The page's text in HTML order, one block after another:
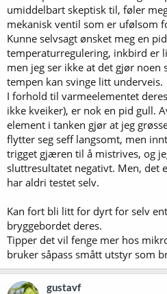
umiddelbart skeptisk til, føler
mekanisk ventil som er ufølsom
Kunne selvsagt ønsket meg en
temperaturregulering, inkbird er
men jeg ser ikke at det gjør
tempen kan svinge litt underveis.
I forhold til varmeelementet
ikke kveiker), er nok en pid gull.
element i tanken gjør at jeg
flytter seg seff langsomt, men
trigget gjæren til å mistrives, og
sluttresultatet negativt. Men, det
har aldri testet selv.
Kan fort bli litt for dyrt for selv
bryggebordet deres.
Tipper det vil fenge mer hos
bruker såpass smått utstyr som
gustavf